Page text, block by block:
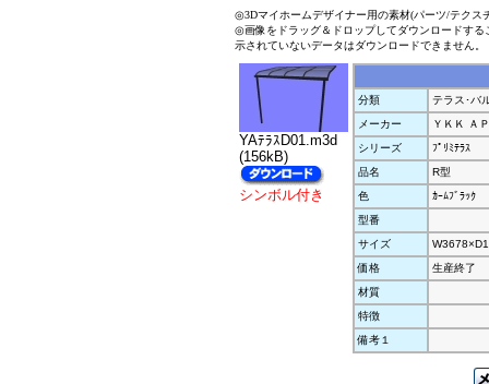
◎3Dマイホームデザイナー用の素材(パーツ/テクス
◎画像をドラッグ＆ドロップしてダウンロードす
示されていないデータはダウンロードできません。
YAﾃﾗｽD01.m3d
(156kB)
シンボル付き
分類
テラス･バ
メーカー
ＹＫＫ ＡＰ
シリーズ
ﾌﾟﾘﾐﾃﾗｽ
品名
R型
色
ｶｰﾑﾌﾞﾗｯｸ
型番
サイズ
価格
生産終了
材質
特徴
備考１